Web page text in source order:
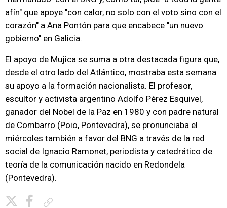
afín" que apoye "con calor, no solo con el voto sino con el
corazón" a Ana Pontón para que encabece "un nuevo
gobierno" en Galicia.
El apoyo de Mujica se suma a otra destacada figura que,
desde el otro lado del Atlántico, mostraba esta semana
su apoyo a la formación nacionalista. El profesor,
escultor y activista argentino Adolfo Pérez Esquivel,
ganador del Nobel de la Paz en 1980 y con padre natural
de Combarro (Poio, Pontevedra), se pronunciaba el
miércoles también a favor del BNG a través de la red
social de Ignacio Ramonet, periodista y catedrático de
teoría de la comunicación nacido en Redondela
(Pontevedra).